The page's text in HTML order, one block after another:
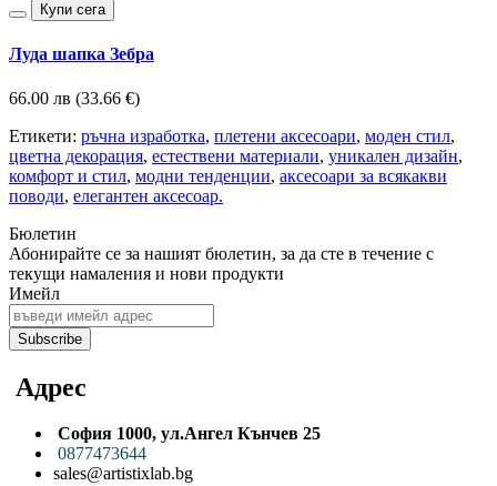
Купи сега
Луда шапка Зебра
66.00 лв (33.66 €)
Етикети: ръчна изработка, плетени аксесоари, моден стил,
цветна декорация, естествени материали, уникален дизайн,
комфорт и стил, модни тенденции, аксесоари за всякакви
поводи, елегантен аксесоар.
Бюлетин
Абонирайте се за нашият бюлетин, за да сте в течение с
тeкущи намаления и нови продукти
Имейл
Subscribe
Адрес
София 1000, ул.Ангел Кънчев 25
0877473644
sales@artistixlab.bg